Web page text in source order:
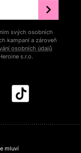
svých osobních
kampaní a zároveň
osobních údajů
s.r.o.
mluví